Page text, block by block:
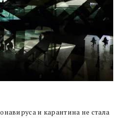
и карантина не стала